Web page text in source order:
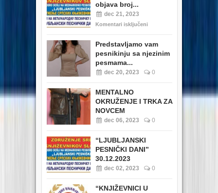
objava broj...
dec 21, 2023
Komentari isključeni
Predstavljamo vam
pesnikinju sa njezinim
pesmama...
dec 20, 2023 0
MENTALNO
OKRUŽENJE I TRKA ZA
NOVCEM
dec 06, 2023 0
“LJUBLJANSKI
PESNIČKI DANI”
30.12.2023
dec 02, 2023 0
“KNJIŽEVNICI U